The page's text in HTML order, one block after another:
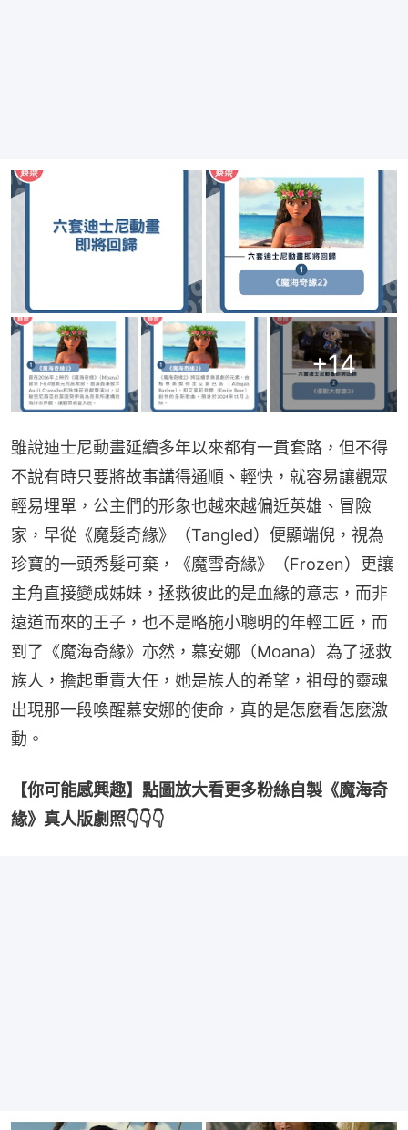
+14
雖說迪士尼動畫延續多年以來都有一貫套路，但不得
不說有時只要將故事講得通順、輕快，就容易讓觀眾
輕易埋單，公主們的形象也越來越偏近英雄、冒險
家，早從《魔髮奇緣》（Tangled）便顯端倪，視為
珍寶的一頭秀髮可棄，《魔雪奇緣》（Frozen）更讓
主角直接變成姊妹，拯救彼此的是血緣的意志，而非
遠道而來的王子，也不是略施小聰明的年輕工匠，而
到了《魔海奇緣》亦然，慕安娜（Moana）為了拯救
族人，擔起重責大任，她是族人的希望，祖母的靈魂
出現那一段喚醒慕安娜的使命，真的是怎麼看怎麼激
動。
【你可能感興趣】點圖放大看更多粉絲自製《魔海奇
緣》真人版劇照👇👇👇